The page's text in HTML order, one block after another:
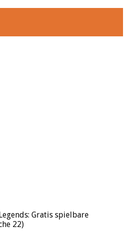
Gratis spielbare
22)